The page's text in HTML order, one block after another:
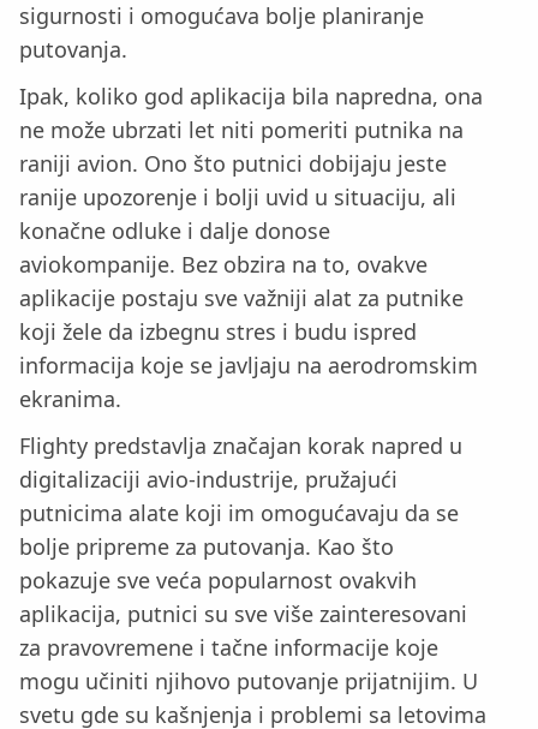
sigurnosti i omogućava bolje planiranje
putovanja.
Ipak, koliko god aplikacija bila napredna, ona
ne može ubrzati let niti pomeriti putnika na
raniji avion. Ono što putnici dobijaju jeste
ranije upozorenje i bolji uvid u situaciju, ali
konačne odluke i dalje donose
aviokompanije. Bez obzira na to, ovakve
aplikacije postaju sve važniji alat za putnike
koji žele da izbegnu stres i budu ispred
informacija koje se javljaju na aerodromskim
ekranima.
Flighty predstavlja značajan korak napred u
digitalizaciji avio-industrije, pružajući
putnicima alate koji im omogućavaju da se
bolje pripreme za putovanja. Kao što
pokazuje sve veća popularnost ovakvih
aplikacija, putnici su sve više zainteresovani
za pravovremene i tačne informacije koje
mogu učiniti njihovo putovanje prijatnijim. U
svetu gde su kašnjenja i problemi sa letovima